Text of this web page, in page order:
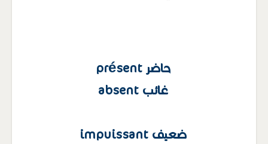
حاضر présent
غائب absent
ضعيف impuissant